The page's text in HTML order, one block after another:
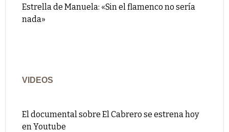
Estrella de Manuela: «Sin el flamenco no sería
nada»
VIDEOS
El documental sobre El Cabrero se estrena hoy
en Youtube